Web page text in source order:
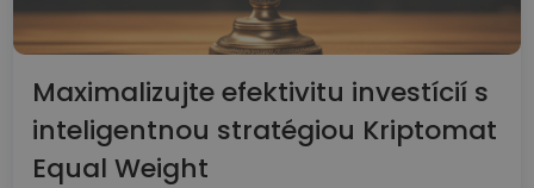
Maximalizujte efektivitu investícií s
inteligentnou stratégiou Kriptomat
Equal Weight